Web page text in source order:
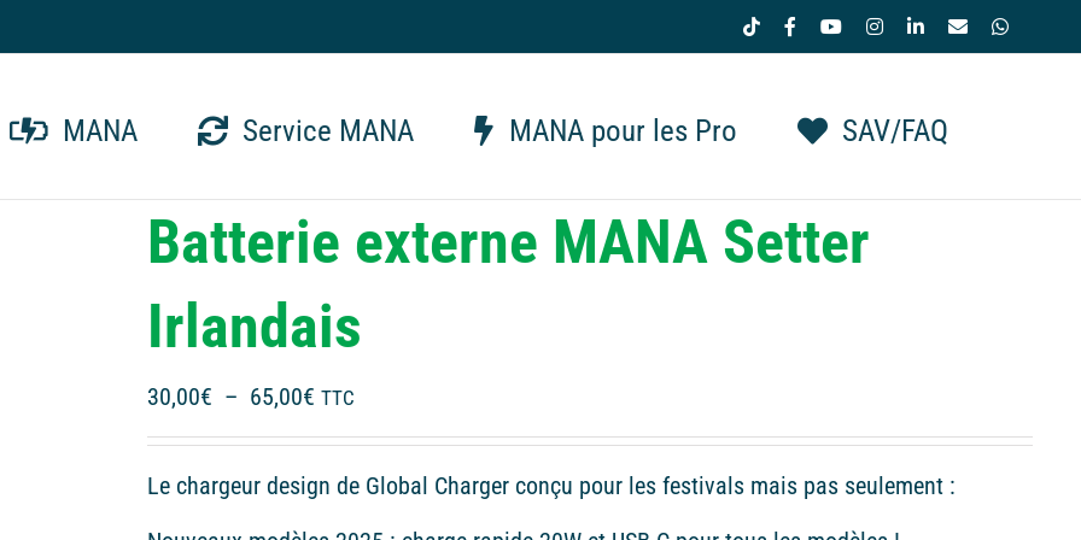
Tiktok FacebookYouTubeInstagramLinkedIn
Email
MANA Service MANA MANA pour les Pro SAV/FAQ
Batterie externe MANA Setter
Irlandais
30,00€ – 65,00€ Plage
30,00€
TTC
Le chargeur design de Global Charger conçu pour les festivals mais pas seulement :